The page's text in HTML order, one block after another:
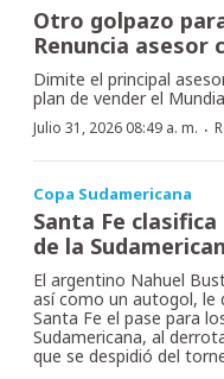
Otro golpazo
Renuncia asesor
Dimite el principal
plan de vender el
Julio 31, 2026 08:49 a. m. ·
Copa Sudamericana
Santa Fe
de la
El argentino Nahuel
así como un autogol, le
Santa Fe el pase para
Sudamericana, al
que se despidió del